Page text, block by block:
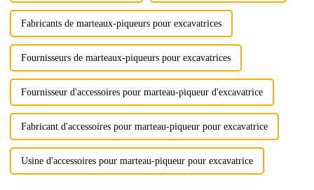
Fabricants de marteaux-piqueurs pour excavatrices
Fournisseurs de marteaux-piqueurs pour excavatrices
Fournisseur d'accessoires pour marteau-piqueur d'excavatrice
Fabricant d'accessoires pour marteau-piqueur pour excavatrice
Usine d'accessoires pour marteau-piqueur pour excavatrice